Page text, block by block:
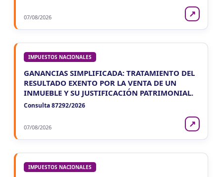
07/08/2026 ↗
IMPUESTOS NACIONALES
GANANCIAS SIMPLIFICADA: TRATAMIENTO DEL
RESULTADO EXENTO POR LA VENTA DE UN
INMUEBLE Y SU JUSTIFICACIÓN PATRIMONIAL.
Consulta 87292/2026
07/08/2026 ↗
IMPUESTOS NACIONALES